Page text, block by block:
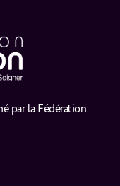
par la Fédération